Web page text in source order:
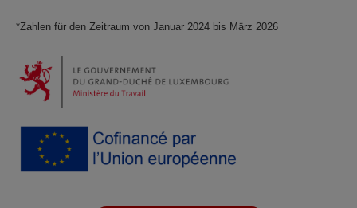
*Zahlen für den Zeitraum von Januar 2024 bis März 2026